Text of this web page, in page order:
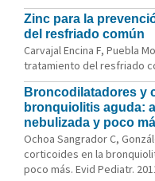
Zinc para la
del resfriado común
Carvajal Encina F, Puebla
tratamiento del resfriado
Broncodilatadores y
bronquiolitis aguda:
nebulizada y poco
Ochoa Sangrador C,
corticoides en la
poco más. Evid Pediatr.